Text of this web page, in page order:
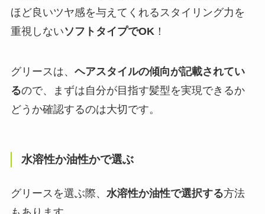
ほど良いツヤ感を与えてくれるスタイリング力を
重視しないソフトタイプでOK！
グリースは、 ヘアスタイルの傾向が記載されてい
るので、まずは自分が目指す髪型を実現できるか
どうか確認するのは大切です。
水溶性か油性かで選ぶ
グリースを選ぶ際、 水溶性か油性で選択する方法